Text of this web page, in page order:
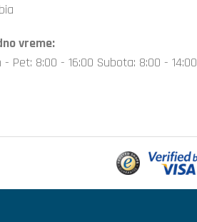
vreme:
- Pet: 8:00 - 16:00 Subota: 8:00 - 14:00